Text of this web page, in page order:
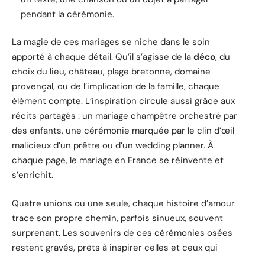
pendant la cérémonie.
La magie de ces mariages se niche dans le soin
apporté à chaque détail. Qu’il s’agisse de la déco, du
choix du lieu, château, plage bretonne, domaine
provençal, ou de l’implication de la famille, chaque
élément compte. L’inspiration circule aussi grâce aux
récits partagés : un mariage champêtre orchestré par
des enfants, une cérémonie marquée par le clin d’œil
malicieux d’un prêtre ou d’un wedding planner. À
chaque page, le mariage en France se réinvente et
s’enrichit.
Quatre unions ou une seule, chaque histoire d’amour
trace son propre chemin, parfois sinueux, souvent
surprenant. Les souvenirs de ces cérémonies osées
restent gravés, prêts à inspirer celles et ceux qui